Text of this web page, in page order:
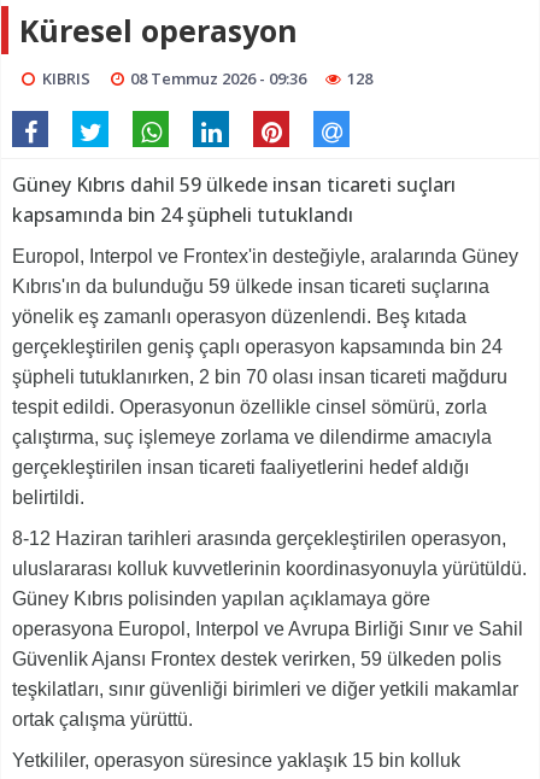
Küresel operasyon
KIBRIS 08 Temmuz 2026 - 09:36 128
Güney Kıbrıs dahil 59 ülkede insan ticareti suçları
kapsamında bin 24 şüpheli tutuklandı
Europol, Interpol ve Frontex'in desteğiyle, aralarında Güney
Kıbrıs'ın da bulunduğu 59 ülkede insan ticareti suçlarına
yönelik eş zamanlı operasyon düzenlendi. Beş kıtada
gerçekleştirilen geniş çaplı operasyon kapsamında bin 24
şüpheli tutuklanırken, 2 bin 70 olası insan ticareti mağduru
tespit edildi. Operasyonun özellikle cinsel sömürü, zorla
çalıştırma, suç işlemeye zorlama ve dilendirme amacıyla
gerçekleştirilen insan ticareti faaliyetlerini hedef aldığı
belirtildi.
8-12 Haziran tarihleri arasında gerçekleştirilen operasyon,
uluslararası kolluk kuvvetlerinin koordinasyonuyla yürütüldü.
Güney Kıbrıs polisinden yapılan açıklamaya göre
operasyona Europol, Interpol ve Avrupa Birliği Sınır ve Sahil
Güvenlik Ajansı Frontex destek verirken, 59 ülkeden polis
teşkilatları, sınır güvenliği birimleri ve diğer yetkili makamlar
ortak çalışma yürüttü.
Yetkililer, operasyon süresince yaklaşık 15 bin kolluk